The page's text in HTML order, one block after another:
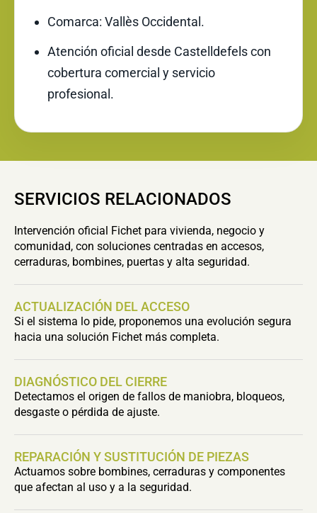
Comarca: Vallès Occidental.
Atención oficial desde Castelldefels con
cobertura comercial y servicio
profesional.
SERVICIOS RELACIONADOS
Intervención oficial Fichet para vivienda, negocio y
comunidad, con soluciones centradas en accesos,
cerraduras, bombines, puertas y alta seguridad.
ACTUALIZACIÓN DEL ACCESO
Si el sistema lo pide, proponemos una evolución segura
hacia una solución Fichet más completa.
DIAGNÓSTICO DEL CIERRE
Detectamos el origen de fallos de maniobra, bloqueos,
desgaste o pérdida de ajuste.
REPARACIÓN Y SUSTITUCIÓN DE PIEZAS
Actuamos sobre bombines, cerraduras y componentes
que afectan al uso y a la seguridad.